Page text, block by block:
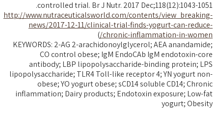
controlled trial. Br J Nutr. 2017 Dec;118(12):1043-1051.
http://www.nutraceuticalsworld.com/contents/view_breaking-
news/2017-12-11/clinical-trial-finds-yogurt-can-reduce-
chronic-inflammation-in-women/
)
KEYWORDS: 2-AG 2-arachidonoylglycerol; AEA anandamide;
CO control obese; IgM EndoCAb IgM endotoxin-core
antibody; LBP lipopolysaccharide-binding protein; LPS
lipopolysaccharide; TLR4 Toll-like receptor 4; YN yogurt non-
obese; YO yogurt obese; sCD14 soluble CD14; Chronic
inflammation; Dairy products; Endotoxin exposure; Low-fat
yogurt; Obesity